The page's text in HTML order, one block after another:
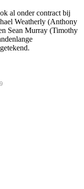
al onder contract bij
Weatherly (Anthony
Sean Murray (Timothy